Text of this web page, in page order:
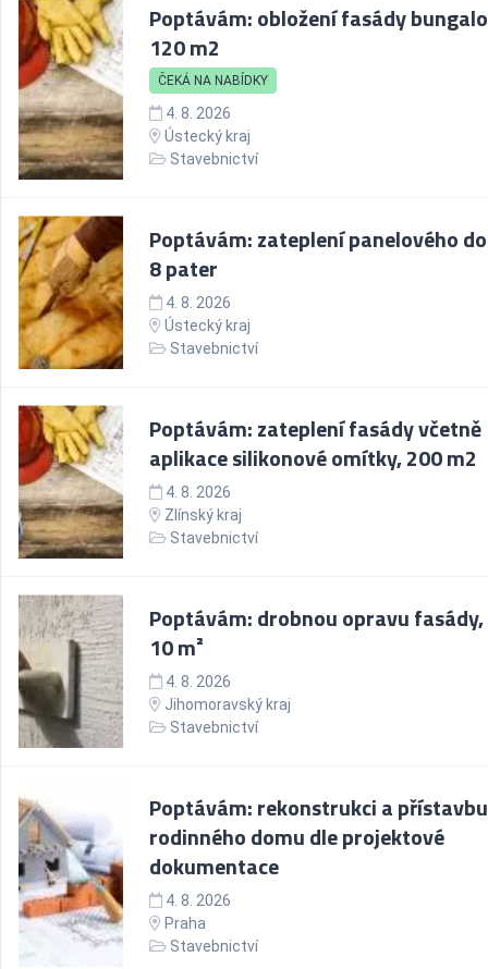
Poptávám: obložení fasády
120 m2
ČEKÁ NA NABÍDKY
4. 8. 2026
Ústecký kraj
Stavebnictví
Poptávám: zateplení panelového
8 pater
4. 8. 2026
Ústecký kraj
Stavebnictví
Poptávám: zateplení fasády včetně
aplikace silikonové omítky, 200 m2
4. 8. 2026
Zlínský kraj
Stavebnictví
Poptávám: drobnou opravu fasády,
10 m²
4. 8. 2026
Jihomoravský kraj
Stavebnictví
Poptávám: rekonstrukci a přístavbu
rodinného domu dle projektové
dokumentace
4. 8. 2026
Praha
Stavebnictví